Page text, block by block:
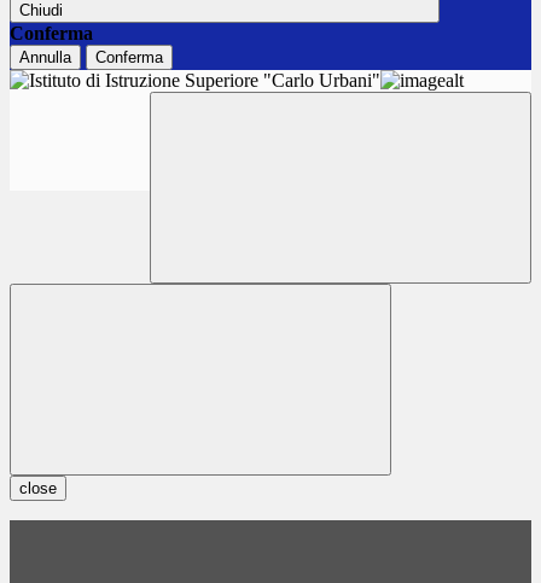
Chiudi
Conferma
Annulla Conferma
close